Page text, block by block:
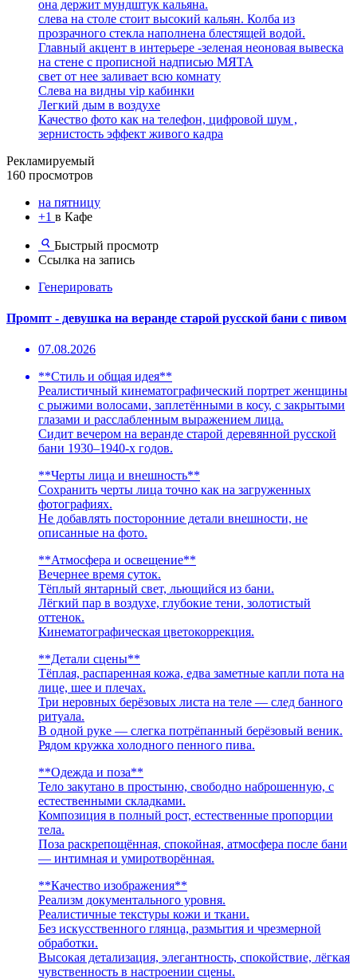
она держит мундштук кальяна.
слева на столе стоит высокий кальян. Колба из
прозрачного стекла наполнена блестящей водой.
Главный акцент в интерьере -зеленая неоновая вывеска
на стене с прописной надписью МЯТА
свет от нее заливает всю комнату
Слева на видны vip кабинки
Легкий дым в воздухе
Качество фото как на телефон, цифровой шум ,
зернистость эффект живого кадра
Рекламируемый
160 просмотров
на пятницу
+1 в Кафе
Быстрый просмотр
Ссылка на запись
Генерировать
Промпт - девушка на веранде старой русской бани с пивом
07.08.2026
**Стиль и общая идея**
Реалистичный кинематографический портрет женщины
с рыжими волосами, заплетёнными в косу, с закрытыми
глазами и расслабленным выражением лица.
Сидит вечером на веранде старой деревянной русской
бани 1930–1940-х годов.
**Черты лица и внешность**
Сохранить черты лица точно как на загруженных
фотографиях.
Не добавлять посторонние детали внешности, не
описанные на фото.
**Атмосфера и освещение**
Вечернее время суток.
Тёплый янтарный свет, льющийся из бани.
Лёгкий пар в воздухе, глубокие тени, золотистый
оттенок.
Кинематографическая цветокоррекция.
**Детали сцены**
Тёплая, распаренная кожа, едва заметные капли пота на
лице, шее и плечах.
Три неровных берёзовых листа на теле — след банного
ритуала.
В одной руке — слегка потрёпанный берёзовый веник.
Рядом кружка холодного пенного пива.
**Одежда и поза**
Тело закутано в простыню, свободно наброшенную, с
естественными складками.
Композиция в полный рост, естественные пропорции
тела.
Поза раскрепощённая, спокойная, атмосфера после бани
— интимная и умиротворённая.
**Качество изображения**
Реализм документального уровня.
Реалистичные текстуры кожи и ткани.
Без искусственного глянца, размытия и чрезмерной
обработки.
Высокая детализация, элегантность, спокойствие, лёгкая
чувственность в настроении сцены.